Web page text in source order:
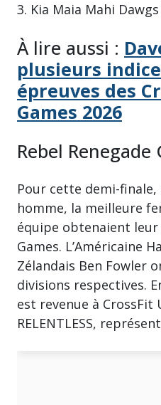
3. Kia Maia Mahi
À lire aussi :
plusieurs
épreuves des
Games 2026
Rebel Renegade
Pour cette demi-
homme, la meilleure
équipe obtenaient
Games. L’Américaine
Zélandais Ben Fowler
divisions respectives.
est revenue à CrossFit
RELENTLESS,